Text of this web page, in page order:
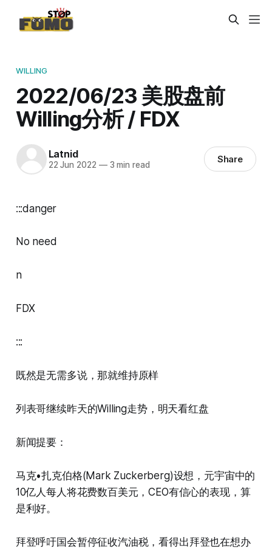
WILLING
2022/06/23 美股盘前
Willing分析 / FDX
Latnid
22 Jun 2022 —3 min read Share
:::danger
No need
n
FDX
:::
既然是无需多说，那就维持原样
列表哥继续昨天的Willing走势，明天看红盘
新闻提要：
马克•扎克伯格(Mark Zuckerberg)设想，元宇宙中的
10亿人每人将花费数百美元，CEO有信心的表现，算
是利好。
拜登呼吁国会暂停征收汽油税，看得出拜登也在想办